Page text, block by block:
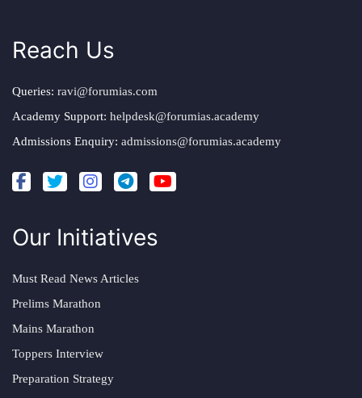
Reach Us
Queries: ravi@forumias.com
Academy Support: helpdesk@forumias.academy
Admissions Enquiry: admissions@forumias.academy
Our Initiatives
Must Read News Articles
Prelims Marathon
Mains Marathon
Toppers Interview
Preparation Strategy